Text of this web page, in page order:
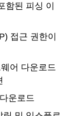
함된 피싱 이
접근 권한이
어 다운로드
운로드